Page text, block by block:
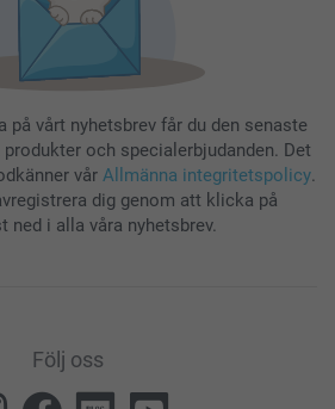
på vårt nyhetsbrev får du den senaste
och specialerbjudanden. Det
vår Allmänna integritetspolicy.
dig genom att klicka på
ned i alla våra nyhetsbrev.
Följ oss